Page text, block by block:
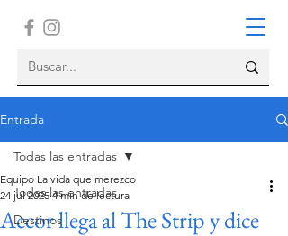
Entrada
Todas las entradas
Destinos
Todas las entradas
Accor llega al The Strip y dice
Equipo La vida que merezco
24 jul 2025 4 min de lectura